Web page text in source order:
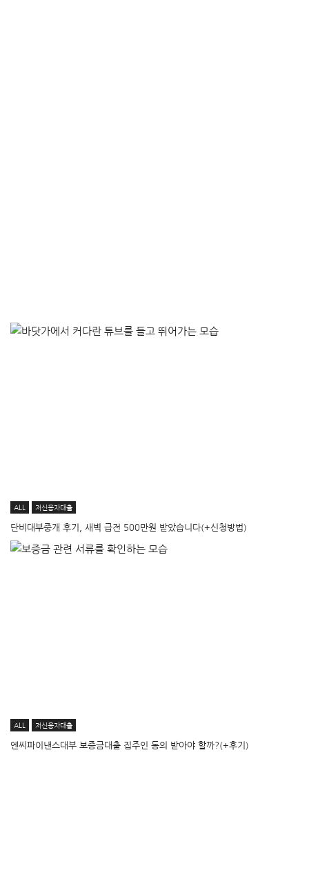
ALL 저신용자대출
단비대부중개 후기, 새벽 급전 500만원 받았습니다(+신청방법)
ALL 저신용자대출
엔씨파이낸스대부 보증금대출 집주인 동의 받아야 할까?(+후기)